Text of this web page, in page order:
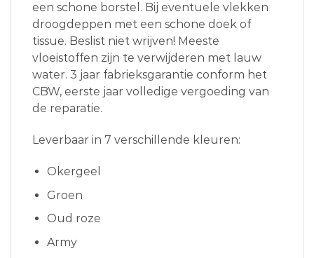
een schone borstel. Bij eventuele vlekken
droogdeppen met een schone doek of
tissue. Beslist niet wrijven! Meeste
vloeistoffen zijn te verwijderen met lauw
water. 3 jaar fabrieksgarantie conform het
CBW, eerste jaar volledige vergoeding van
de reparatie.
Leverbaar in 7 verschillende kleuren:
Okergeel
Groen
Oud roze
Army